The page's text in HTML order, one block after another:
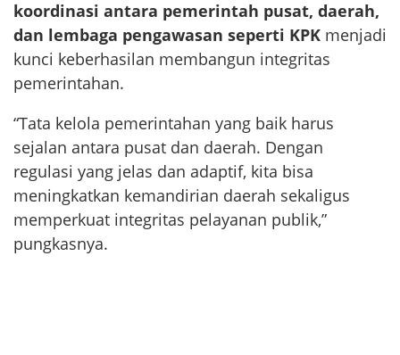
koordinasi antara pemerintah pusat, daerah,
dan lembaga pengawasan seperti KPK menjadi
kunci keberhasilan membangun integritas
pemerintahan.
“Tata kelola pemerintahan yang baik harus
sejalan antara pusat dan daerah. Dengan
regulasi yang jelas dan adaptif, kita bisa
meningkatkan kemandirian daerah sekaligus
memperkuat integritas pelayanan publik,”
pungkasnya.